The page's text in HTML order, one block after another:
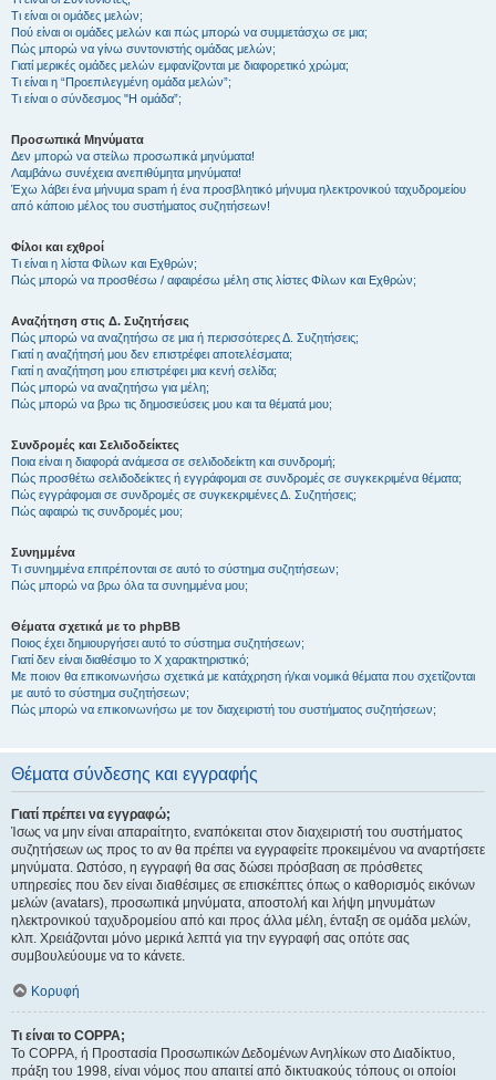
Τι είναι οι ομάδες μελών;
Πού είναι οι ομάδες μελών και πώς μπορώ να συμμετάσχω σε μια;
Πώς μπορώ να γίνω συντονιστής ομάδας μελών;
Γιατί μερικές ομάδες μελών εμφανίζονται με διαφορετικό χρώμα;
Τι είναι η “Προεπιλεγμένη ομάδα μελών”;
Τι είναι ο σύνδεσμος "Η ομάδα”;
Προσωπικά Μηνύματα
Δεν μπορώ να στείλω προσωπικά μηνύματα!
Λαμβάνω συνέχεια ανεπιθύμητα μηνύματα!
Έχω λάβει ένα μήνυμα spam ή ένα προσβλητικό μήνυμα ηλεκτρονικού ταχυδρομείου
από κάποιο μέλος του συστήματος συζητήσεων!
Φίλοι και εχθροί
Τι είναι η λίστα Φίλων και Εχθρών;
Πώς μπορώ να προσθέσω / αφαιρέσω μέλη στις λίστες Φίλων και Εχθρών;
Αναζήτηση στις Δ. Συζητήσεις
Πώς μπορώ να αναζητήσω σε μια ή περισσότερες Δ. Συζητήσεις;
Γιατί η αναζήτησή μου δεν επιστρέφει αποτελέσματα;
Γιατί η αναζήτηση μου επιστρέφει μια κενή σελίδα;
Πώς μπορώ να αναζητήσω για μέλη;
Πώς μπορώ να βρω τις δημοσιεύσεις μου και τα θέματά μου;
Συνδρομές και Σελιδοδείκτες
Ποια είναι η διαφορά ανάμεσα σε σελιδοδείκτη και συνδρομή;
Πώς προσθέτω σελιδοδείκτες ή εγγράφομαι σε συνδρομές σε συγκεκριμένα θέματα;
Πώς εγγράφομαι σε συνδρομές σε συγκεκριμένες Δ. Συζητήσεις;
Πώς αφαιρώ τις συνδρομές μου;
Συνημμένα
Τι συνημμένα επιτρέπονται σε αυτό το σύστημα συζητήσεων;
Πώς μπορώ να βρω όλα τα συνημμένα μου;
Θέματα σχετικά με το phpBB
Ποιος έχει δημιουργήσει αυτό το σύστημα συζητήσεων;
Γιατί δεν είναι διαθέσιμο το Χ χαρακτηριστικό;
Με ποιον θα επικοινωνήσω σχετικά με κατάχρηση ή/και νομικά θέματα που σχετίζονται
με αυτό το σύστημα συζητήσεων;
Πώς μπορώ να επικοινωνήσω με τον διαχειριστή του συστήματος συζητήσεων;
Θέματα σύνδεσης και εγγραφής
Γιατί πρέπει να εγγραφώ;
Ίσως να μην είναι απαραίτητο, εναπόκειται στον διαχειριστή του συστήματος
συζητήσεων ως προς το αν θα πρέπει να εγγραφείτε προκειμένου να αναρτήσετε
μηνύματα. Ωστόσο, η εγγραφή θα σας δώσει πρόσβαση σε πρόσθετες
υπηρεσίες που δεν είναι διαθέσιμες σε επισκέπτες όπως ο καθορισμός εικόνων
μελών (avatars), προσωπικά μηνύματα, αποστολή και λήψη μηνυμάτων
ηλεκτρονικού ταχυδρομείου από και προς άλλα μέλη, ένταξη σε ομάδα μελών,
κλπ. Χρειάζονται μόνο μερικά λεπτά για την εγγραφή σας οπότε σας
συμβουλεύουμε να το κάνετε.
Κορυφή
Τι είναι το COPPA;
Το COPPA, ή Προστασία Προσωπικών Δεδομένων Ανηλίκων στο Διαδίκτυο,
πράξη του 1998, είναι νόμος που απαιτεί από δικτυακούς τόπους οι οποίοι